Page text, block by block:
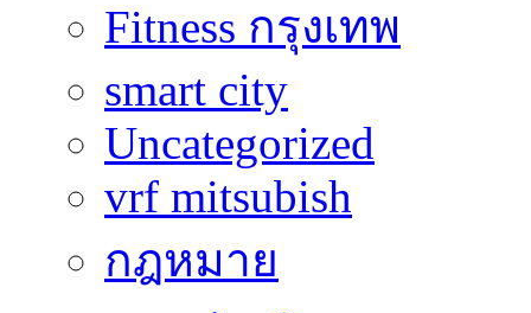
Fitness กรุงเทพ
smart city
Uncategorized
vrf mitsubish
กฎหมาย